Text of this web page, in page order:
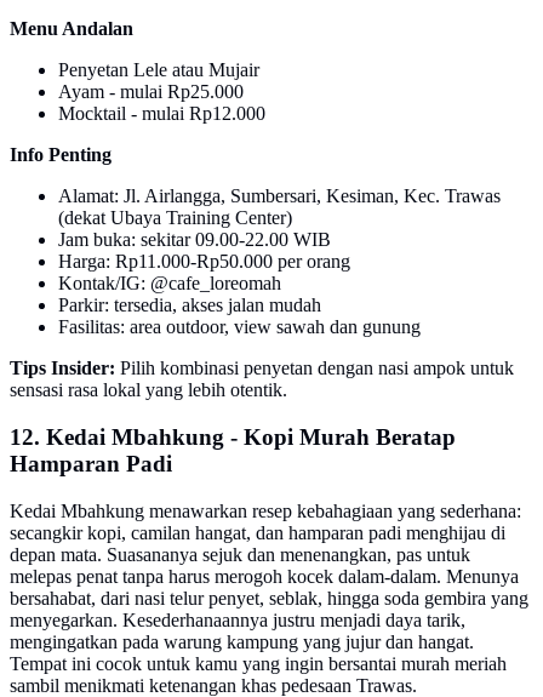
Menu Andalan
Penyetan Lele atau Mujair
Ayam - mulai Rp25.000
Mocktail - mulai Rp12.000
Info Penting
Alamat: Jl. Airlangga, Sumbersari, Kesiman, Kec. Trawas
(dekat Ubaya Training Center)
Jam buka: sekitar 09.00-22.00 WIB
Harga: Rp11.000-Rp50.000 per orang
Kontak/IG: @cafe_loreomah
Parkir: tersedia, akses jalan mudah
Fasilitas: area outdoor, view sawah dan gunung
Tips Insider: Pilih kombinasi penyetan dengan nasi ampok untuk
sensasi rasa lokal yang lebih otentik.
12. Kedai Mbahkung - Kopi Murah Beratap
Hamparan Padi
Kedai Mbahkung menawarkan resep kebahagiaan yang sederhana:
secangkir kopi, camilan hangat, dan hamparan padi menghijau di
depan mata. Suasananya sejuk dan menenangkan, pas untuk
melepas penat tanpa harus merogoh kocek dalam-dalam. Menunya
bersahabat, dari nasi telur penyet, seblak, hingga soda gembira yang
menyegarkan. Kesederhanaannya justru menjadi daya tarik,
mengingatkan pada warung kampung yang jujur dan hangat.
Tempat ini cocok untuk kamu yang ingin bersantai murah meriah
sambil menikmati ketenangan khas pedesaan Trawas.